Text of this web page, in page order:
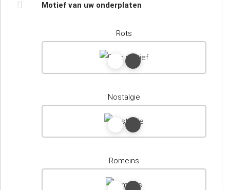
Motief van uw onderplaten
Rots
Nostalgie
Romeins